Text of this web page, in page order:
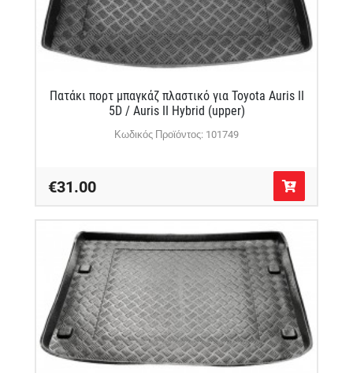
Πατάκι πορτ μπαγκάζ πλαστικό για Toyota Auris II
5D / Auris II Hybrid (upper)
Κωδικός Προϊόντος: 101749
€31.00